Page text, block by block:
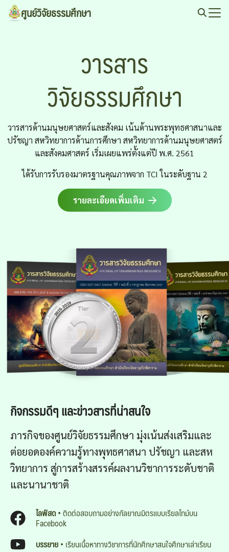
Skip
ศูนย์วิจัยธรรมศึกษา
วารสาร
วิจัยธรรมศึกษา
วารสารด้านมนุษยศาสตร์และสังคม เน้นด้านพระพุทธศาสนาและ
ปรัชญา สหวิทยาการด้านการศึกษา สหวิทยาการด้านมนุษยศาสตร์
และสังคมศาสตร์ เริ่มเผยแพร่ตั้งแต่ปี พ.ศ. 2561
ได้รับการรับรองมาตรฐานคุณภาพจาก TCI ในระดับฐาน 2
รายละเอียดเพิ่มเติม
กิจกรรมดีๆ และข่าวสารที่น่าสนใจ
ภารกิจของศูนย์วิจัยธรรมศึกษา มุ่งเน้นส่งเสริมและ
ต่อยอดองค์ความรู้ทางพุทธศาสนา ปรัชญา และสห
วิทยาการ สู่การสร้างสรรค์ผลงานวิชาการระดับชาติ
และนานาชาติ
ไลฟ์สด• ติดต่อสอบถามอย่างกัลยาณมิตรแบบเรียลไทม์บน
Facebook
บรรยาย• เรียนเนื้อหาทางวิชาการที่นักศึกษาสนใจศึกษาเล่าเรียน